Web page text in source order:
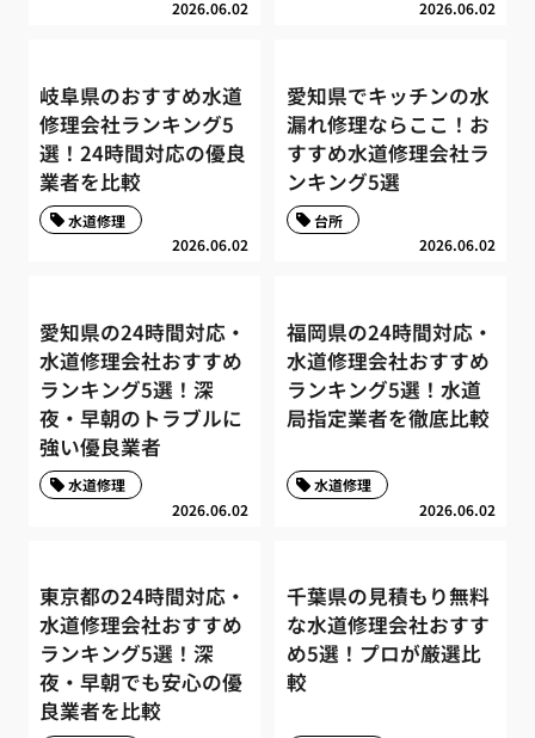
2026.06.02 2026.06.02
岐阜県のおすすめ水道
修理会社ランキング5
選！24時間対応の優良
業者を比較
2026.06.02
水道修理
愛知県でキッチンの水
漏れ修理ならここ！お
すすめ水道修理会社ラ
ンキング5選
2026.06.02
台所
愛知県の24時間対応・
水道修理会社おすすめ
ランキング5選！深
夜・早朝のトラブルに
強い優良業者
2026.06.02
水道修理
福岡県の24時間対応・
水道修理会社おすすめ
ランキング5選！水道
局指定業者を徹底比較
2026.06.02
水道修理
東京都の24時間対応・
水道修理会社おすすめ
ランキング5選！深
夜・早朝でも安心の優
良業者を比較
千葉県の見積もり無料
な水道修理会社おすす
め5選！プロが厳選比
較